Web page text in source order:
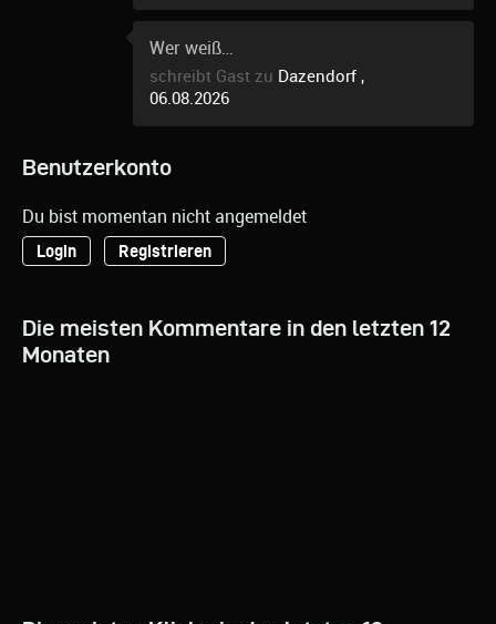
Wer weiß…
schreibt Gast zu Dazendorf ,
06.08.2026
Benutzerkonto
Du bist momentan nicht angemeldet
Login Registrieren
Die meisten Kommentare in den letzten 12
Monaten